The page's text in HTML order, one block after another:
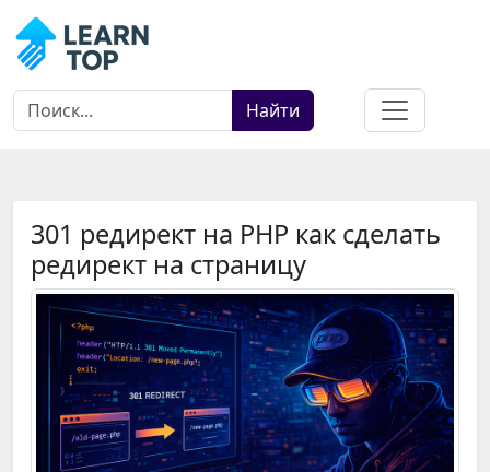
Найти
301 редирект на PHP как сделать
редирект на страницу